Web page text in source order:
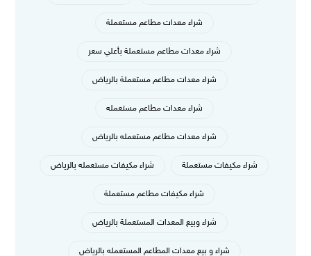
شراء معدات مطاعم مستعملة
شراء معدات مطاعم مستعملة بأعلي سعر
شراء معدات مطاعم مستعملة بالرياض
شراء معدات مطاعم مستعمله
شراء معدات مطاعم مستعمله بالرياض
شراء مكيفات مستعملة شراء مكيفات مستعمله بالرياض
شراء مكيفات مطاعم مستعملة
شراء وبيع المعدات المستعملة بالرياض
شراء و بيع معدات المطاعم المستعمله بالرياض